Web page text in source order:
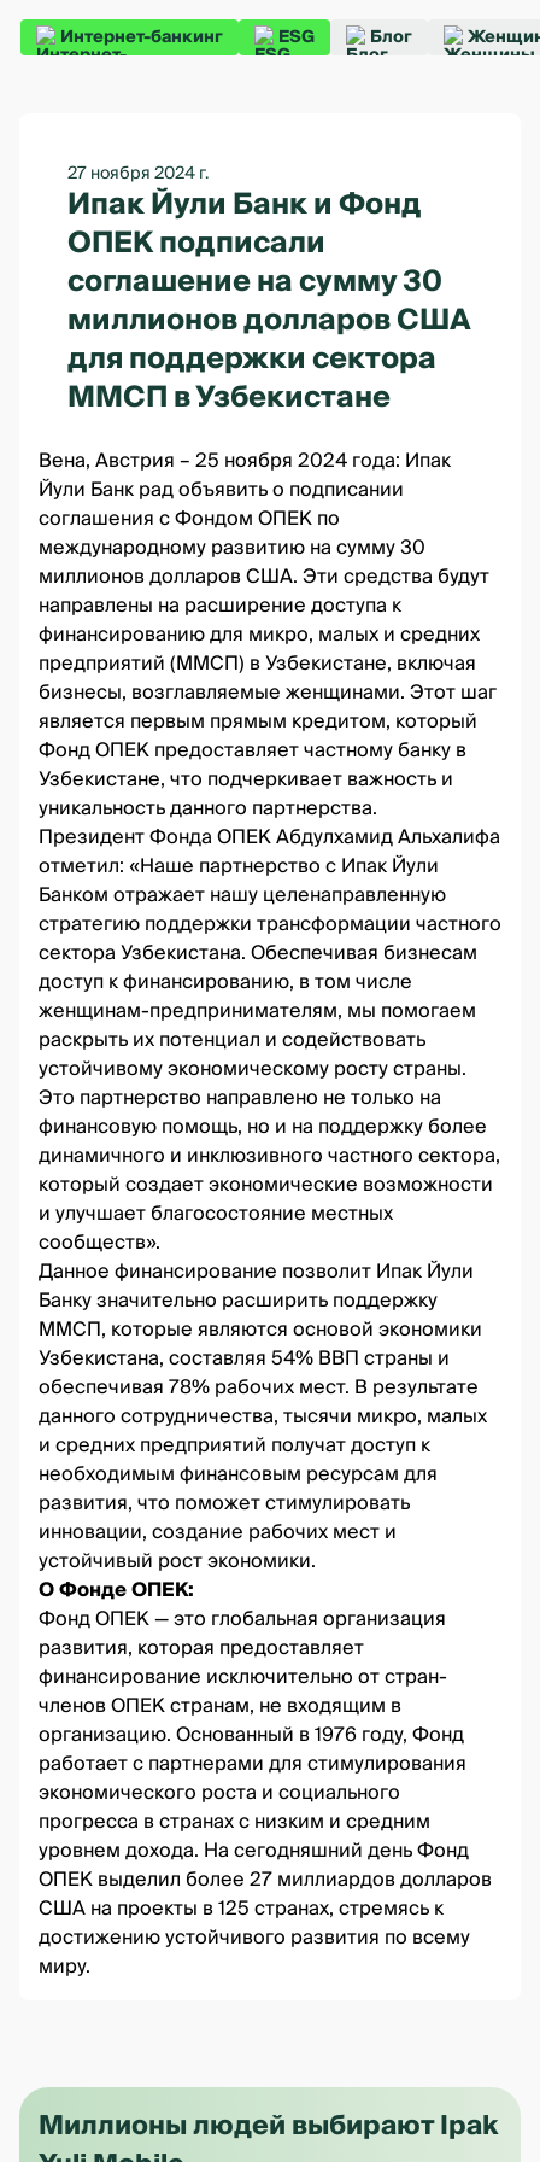
Интернет-банкинг ESG Блог
27 ноября 2024 г.
Ипак Йули Банк и Фонд
ОПЕК подписали
соглашение на сумму 30
миллионов долларов США
для поддержки сектора
ММСП в Узбекистане
Вена, Австрия – 25 ноября 2024 года: Ипак
Йули Банк рад объявить о подписании
соглашения с Фондом ОПЕК по
международному развитию на сумму 30
миллионов долларов США. Эти средства будут
направлены на расширение доступа к
финансированию для микро, малых и средних
предприятий (ММСП) в Узбекистане, включая
бизнесы, возглавляемые женщинами. Этот шаг
является первым прямым кредитом, который
Фонд ОПЕК предоставляет частному банку в
Узбекистане, что подчеркивает важность и
уникальность данного партнерства.
Президент Фонда ОПЕК Абдулхамид Альхалифа
отметил: «Наше партнерство с Ипак Йули
Банком отражает нашу целенаправленную
стратегию поддержки трансформации частного
сектора Узбекистана. Обеспечивая бизнесам
доступ к финансированию, в том числе
женщинам-предпринимателям, мы помогаем
раскрыть их потенциал и содействовать
устойчивому экономическому росту страны.
Это партнерство направлено не только на
финансовую помощь, но и на поддержку более
динамичного и инклюзивного частного сектора,
который создает экономические возможности
и улучшает благосостояние местных
сообществ».
Данное финансирование позволит Ипак Йули
Банку значительно расширить поддержку
ММСП, которые являются основой экономики
Узбекистана, составляя 54% ВВП страны и
обеспечивая 78% рабочих мест. В результате
данного сотрудничества, тысячи микро, малых
и средних предприятий получат доступ к
необходимым финансовым ресурсам для
развития, что поможет стимулировать
инновации, создание рабочих мест и
устойчивый рост экономики.
О Фонде ОПЕК:
Фонд ОПЕК — это глобальная организация
развития, которая предоставляет
финансирование исключительно от стран-
членов ОПЕК странам, не входящим в
организацию. Основанный в 1976 году, Фонд
работает с партнерами для стимулирования
экономического роста и социального
прогресса в странах с низким и средним
уровнем дохода. На сегодняшний день Фонд
ОПЕК выделил более 27 миллиардов долларов
США на проекты в 125 странах, стремясь к
достижению устойчивого развития по всему
миру.
Миллионы людей выбирают Ipak